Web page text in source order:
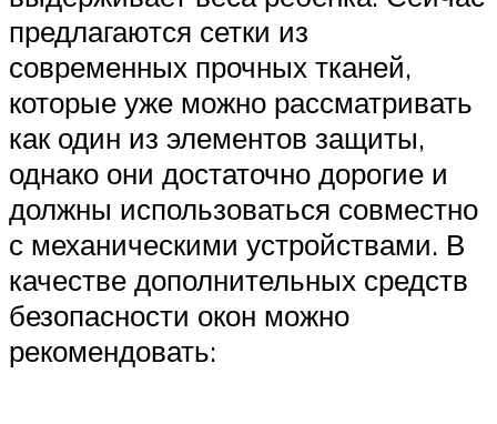
предлагаются сетки из
современных прочных тканей,
которые уже можно рассматривать
как один из элементов защиты,
однако они достаточно дорогие и
должны использоваться совместно
с механическими устройствами. В
качестве дополнительных средств
безопасности окон можно
рекомендовать: